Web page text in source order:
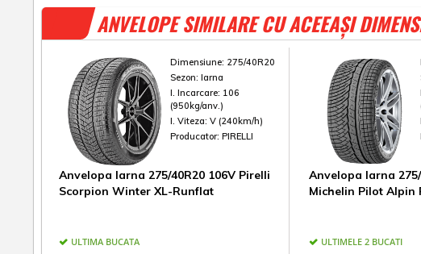
ANVELOPE SIMILARE CU ACEEAȘI
Dimensiune: 275/40R20
Sezon: Iarna
I. Incarcare: 106
(950kg/anv.)
I. Viteza: V (240km/h)
Producator: PIRELLI
Anvelopa Iarna 275/40R20 106V Pirelli
Scorpion Winter XL-Runflat
ULTIMA BUCATA
Anvelopa Iarna
Michelin Pilot Alpin
ULTIMELE 2 BUCATI